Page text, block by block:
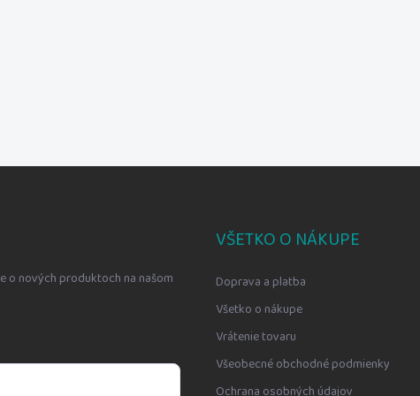
o nových produktoch na našom
VŠETKO O NÁKUPE
Doprava a platba
Všetko o nákupe
Vrátenie tovaru
Všeobecné obchodné podmienky
Ochrana osobných údajov